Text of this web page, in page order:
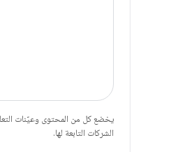
يخضع كل من المحتوى وعيّنات
الشركات التابعة لها.